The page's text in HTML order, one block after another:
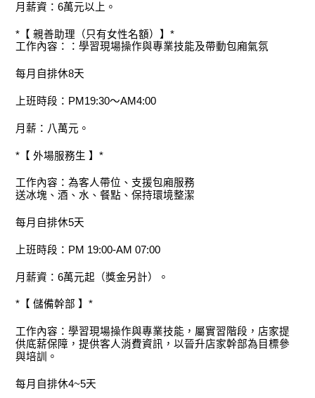
月薪資：6萬元以上。
*【 親善助理（只有女性名額）】*
工作內容：：學習現場操作與專業技能及帶動包廂氣氛
每月自排休8天
上班時段：PM19:30～AM4:00
月薪：八萬元。
*【 外場服務生 】*
工作內容：為客人帶位、支援包廂服務
送冰塊、酒、水、餐點、保持環境整潔
每月自排休5天
上班時段：PM 19:00-AM 07:00
月薪資：6萬元起（獎金另計）。
*【 儲備幹部 】*
工作內容：學習現場操作與專業技能，屬實習階段，店家提
供底薪保障，提供客人消費資訊，以晉升店家幹部為目標參
與培訓。
每月自排休4~5天